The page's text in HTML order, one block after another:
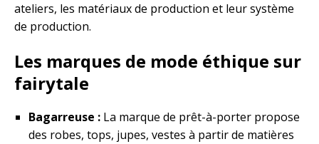
ateliers, les matériaux de production et leur système
de production.
Les marques de mode éthique sur
fairytale
Bagarreuse : La marque de prêt-à-porter propose
des robes, tops, jupes, vestes à partir de matières